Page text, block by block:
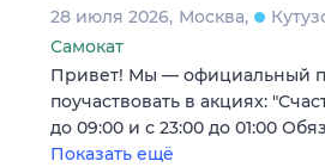
28 июля 2026 Москва
Самокат
Привет! Мы — официальный
поучаствовать в акциях:
до 09:00 и с 23:00 до 01:00
Показать ещё